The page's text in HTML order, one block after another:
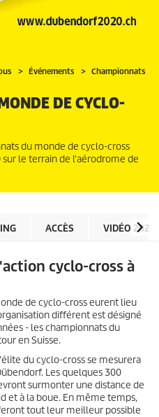
Événements
Championnats
DE CYCLO-
du monde de cyclo-cross
sur le terrain de l'aérodrome de
ACCÈS VIDÉO 2020
cyclo-cross à
de cyclo-cross eurent lieu
différent est désigné
- les championnats du
en Suisse.
du cyclo-cross se mesurera
Les quelques 300
surmonter une distance de
et à la boue. En même temps,
tout leur meilleur possible